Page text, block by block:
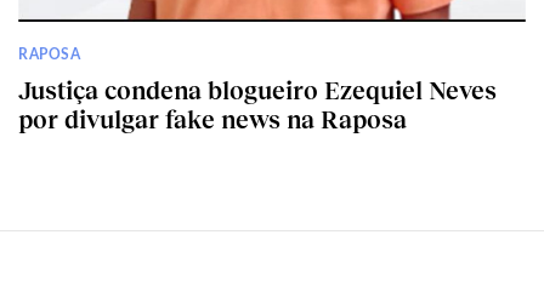
RAPOSA
Justiça condena blogueiro Ezequiel Neves
por divulgar fake news na Raposa